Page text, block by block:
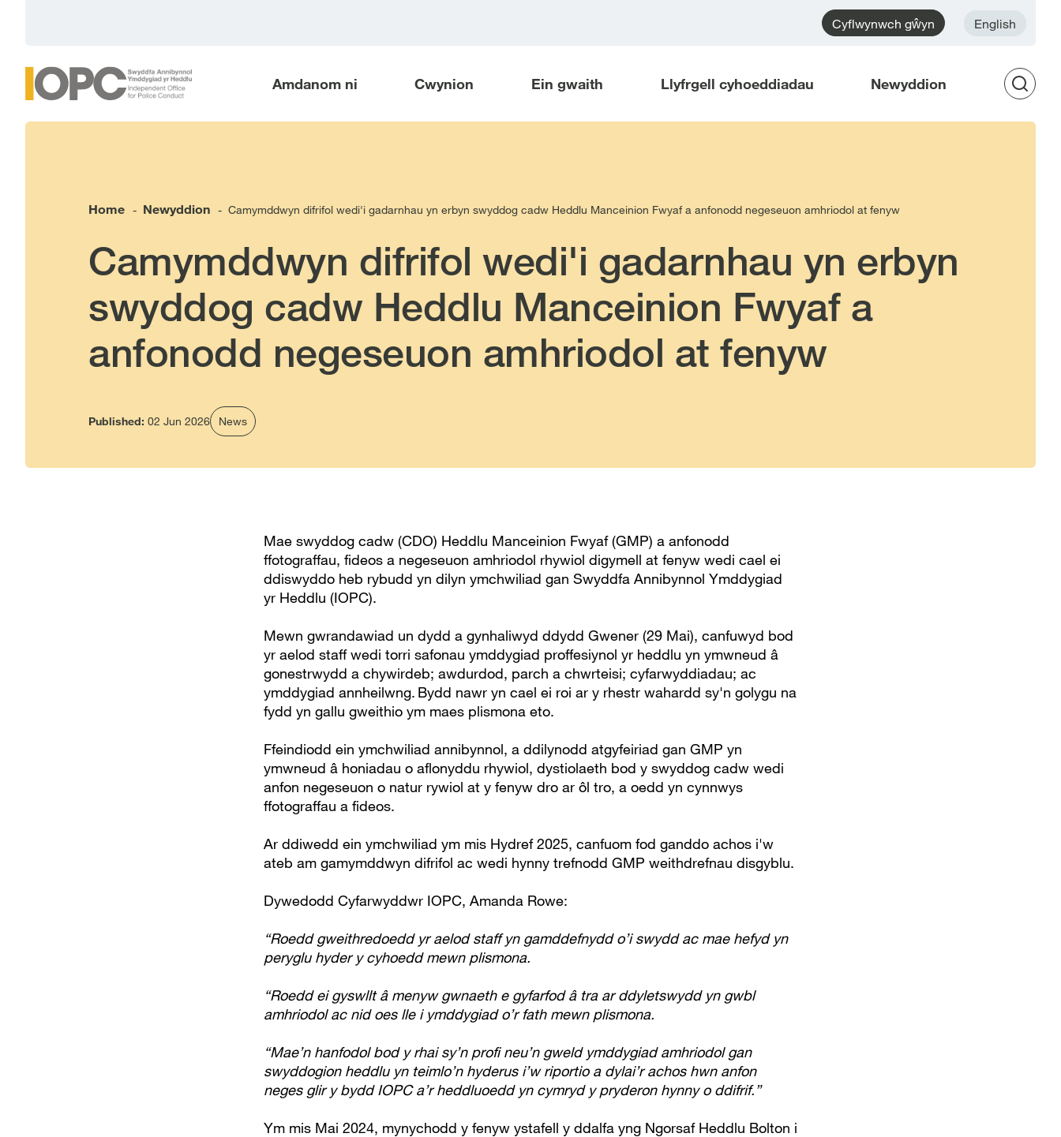
Cyflwynwch gŵyn English
Amdanom ni Cwynion Ein gwaith Llyfrgell cyhoeddiadau Newyddion
Home - Newyddion - Camymddwyn difrifol wedi'i gadarnhau yn erbyn swyddog cadw Heddlu Manceinion Fwyaf a anfonodd negeseuon amhriodol at fenyw
Camymddwyn difrifol wedi'i gadarnhau yn erbyn
swyddog cadw Heddlu Manceinion Fwyaf a
anfonodd negeseuon amhriodol at fenyw
Published: 02 Jun 2026 News
Mae swyddog cadw (CDO) Heddlu Manceinion Fwyaf (GMP) a anfonodd
ffotograffau, fideos a negeseuon amhriodol rhywiol digymell at fenyw wedi cael ei
ddiswyddo heb rybudd yn dilyn ymchwiliad gan Swyddfa Annibynnol Ymddygiad
yr Heddlu (IOPC).
Mewn gwrandawiad un dydd a gynhaliwyd ddydd Gwener (29 Mai), canfuwyd bod
yr aelod staff wedi torri safonau ymddygiad proffesiynol yr heddlu yn ymwneud â
gonestrwydd a chywirdeb; awdurdod, parch a chwrteisi; cyfarwyddiadau; ac
ymddygiad annheilwng. Bydd nawr yn cael ei roi ar y rhestr wahardd sy'n golygu na
fydd yn gallu gweithio ym maes plismona eto.
Ffeindiodd ein ymchwiliad annibynnol, a ddilynodd atgyfeiriad gan GMP yn
ymwneud â honiadau o aflonyddu rhywiol, dystiolaeth bod y swyddog cadw wedi
anfon negeseuon o natur rywiol at y fenyw dro ar ôl tro, a oedd yn cynnwys
ffotograffau a fideos.
Ar ddiwedd ein ymchwiliad ym mis Hydref 2025, canfuom fod ganddo achos i'w
ateb am gamymddwyn difrifol ac wedi hynny trefnodd GMP weithdrefnau disgyblu.
Dywedodd Cyfarwyddwr IOPC, Amanda Rowe:
“Roedd gweithredoedd yr aelod staff yn gamddefnydd o’i swydd ac mae hefyd yn
peryglu hyder y cyhoedd mewn plismona.
“Roedd ei gyswllt â menyw gwnaeth e gyfarfod â tra ar ddyletswydd yn gwbl
amhriodol ac nid oes lle i ymddygiad o’r fath mewn plismona.
“Mae’n hanfodol bod y rhai sy’n profi neu’n gweld ymddygiad amhriodol gan
swyddogion heddlu yn teimlo’n hyderus i’w riportio a dylai’r achos hwn anfon
neges glir y bydd IOPC a’r heddluoedd yn cymryd y pryderon hynny o ddifrif.”
Ym mis Mai 2024, mynychodd y fenyw ystafell y ddalfa yng Ngorsaf Heddlu Bolton i